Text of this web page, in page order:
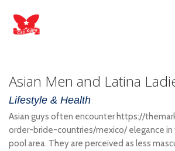
Asian Men and Latina
Lifestyle & Health
Asian guys often encounter https://
order-bride-countries/mexico/ elegance in
pool area. They are perceived as less